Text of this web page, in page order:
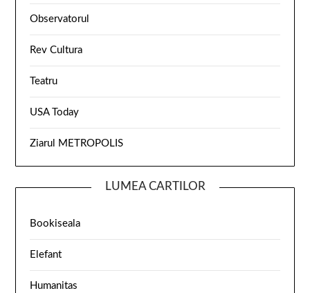
Observatorul
Rev Cultura
Teatru
USA Today
Ziarul METROPOLIS
LUMEA CARTILOR
Bookiseala
Elefant
Humanitas